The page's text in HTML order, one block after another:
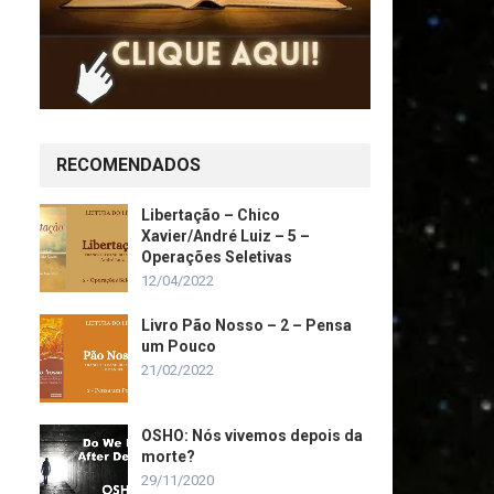
RECOMENDADOS
Libertação – Chico
Xavier/André Luiz – 5 –
Operações Seletivas
12/04/2022
Livro Pão Nosso – 2 – Pensa
um Pouco
21/02/2022
OSHO: Nós vivemos depois da
morte?
29/11/2020